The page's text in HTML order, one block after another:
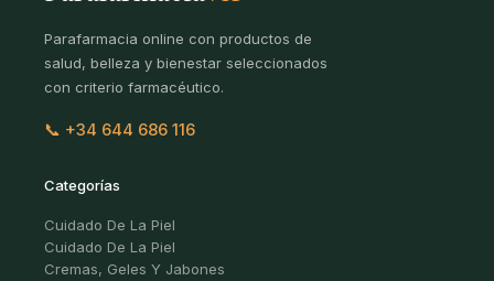
Parafarmacia online con productos de
salud, belleza y bienestar seleccionados
con criterio farmacéutico.
📞 +34 644 686 116
Categorías
Cuidado De La Piel
Cuidado De La Piel
Cremas, Geles Y Jabones